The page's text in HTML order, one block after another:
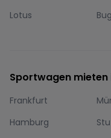
Lotus
Sportwagen mieten
Frankfurt
Hamburg